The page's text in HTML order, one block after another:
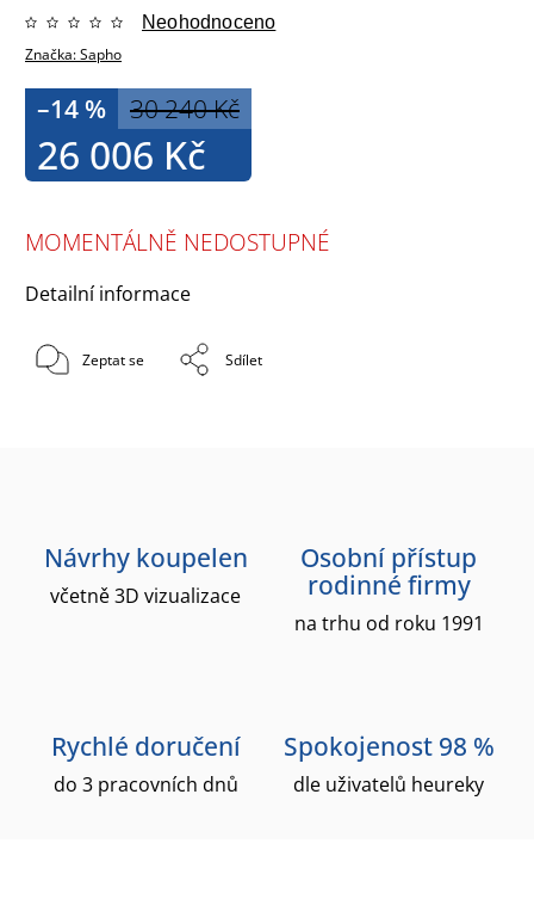
Značka:Sapho
Neohodnoceno
30 240 Kč
–14 %
26 006 Kč
MOMENTÁLNĚ NEDOSTUPNÉ
Detailní informace
Zeptat se Sdílet
Návrhy koupelen
včetně 3D vizualizace
Osobní přístup
rodinné firmy
na trhu od roku 1991
Rychlé doručení
do 3 pracovních dnů
Spokojenost 98 %
dle uživatelů heureky